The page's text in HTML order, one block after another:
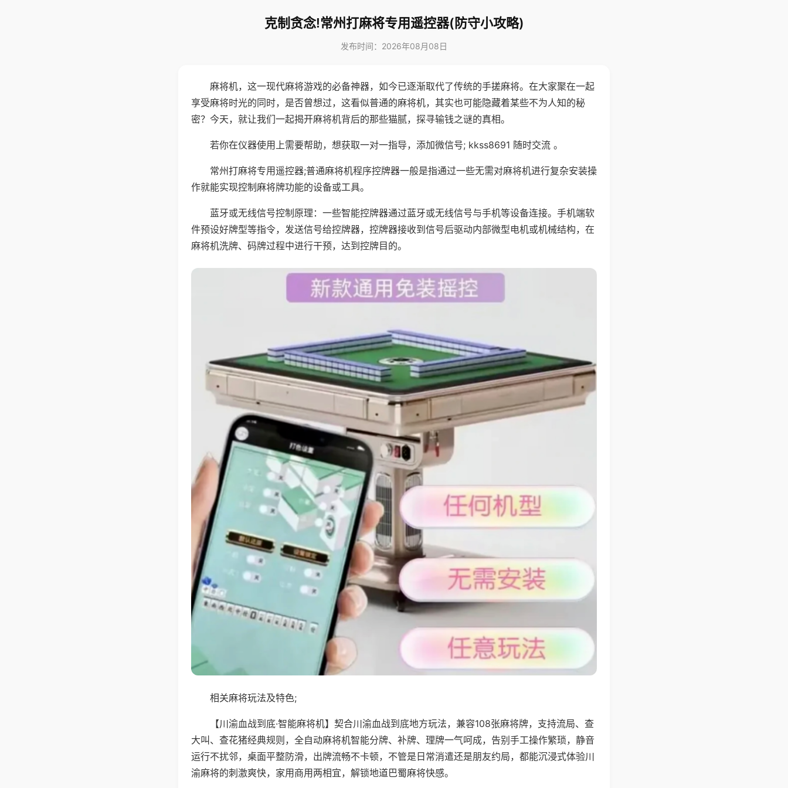
克制贪念!常州打麻将专用遥控器(防守小攻略)
发布时间：2026年08月08日
麻将机，这一现代麻将游戏的必备神器，如今已逐渐取代了传统的手搓麻将。在大家聚在一起
享受麻将时光的同时，是否曾想过，这看似普通的麻将机，其实也可能隐藏着某些不为人知的秘
密？今天，就让我们一起揭开麻将机背后的那些猫腻，探寻输钱之谜的真相。
若你在仪器使用上需要帮助，想获取一对一指导，添加微信号; kkss8691 随时交流 。
常州打麻将专用遥控器;普通麻将机程序控牌器一般是指通过一些无需对麻将机进行复杂安装操
作就能实现控制麻将牌功能的设备或工具。
蓝牙或无线信号控制原理：一些智能控牌器通过蓝牙或无线信号与手机等设备连接。手机端软
件预设好牌型等指令，发送信号给控牌器，控牌器接收到信号后驱动内部微型电机或机械结构，在
麻将机洗牌、码牌过程中进行干预，达到控牌目的。
相关麻将玩法及特色;
【川渝血战到底·智能麻将机】契合川渝血战到底地方玩法，兼容108张麻将牌，支持流局、查
大叫、查花猪经典规则，全自动麻将机智能分牌、补牌、理牌一气呵成，告别手工操作繁琐，静音
运行不扰邻，桌面平整防滑，出牌流畅不卡顿，不管是日常消遣还是朋友约局，都能沉浸式体验川
渝麻将的刺激爽快，家用商用两相宜，解锁地道巴蜀麻将快感。